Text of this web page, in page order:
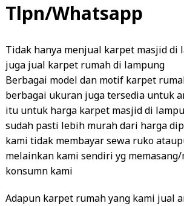
Tlpn/Whatsapp
Tidak hanya menjual karpet masjid di
juga jual karpet rumah di lampung
Berbagai model dan motif karpet
berbagai ukuran juga tersedia untuk
itu untuk harga karpet masjid di
sudah pasti lebih murah dari harga
kami tidak membayar sewa ruko
melainkan kami sendiri yg
konsumn kami
Adapun karpet rumah yang kami jual